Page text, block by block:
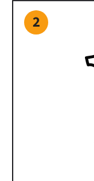
2